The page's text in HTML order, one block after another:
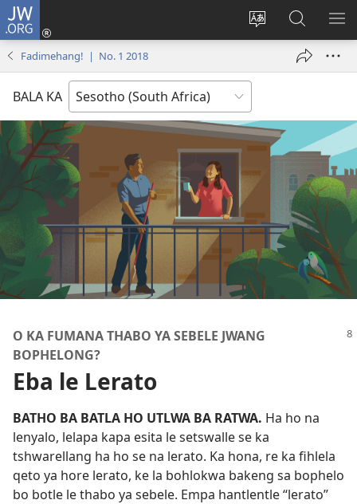
JW.ORG
Fetola
Kena
(opens
Karolo
ya
ho
JW.ORG
Fadimehang! | No. 1 2018
BALA KA
O KA FUMANA THABO YA SEBELE JWANG
BOPHELONG?
Eba le Lerato
BATHO BA BATLA HO UTLWA BA RATWA. Ha ho na
lenyalo, lelapa kapa esita le setswalle se ka
tshwarellang ha ho se na lerato. Ka hona, re ka fihlela
qeto ya hore lerato, ke la bohlokwa bakeng sa bophelo
bo botle le thabo ya sebele. Empa hantlentle “lerato”